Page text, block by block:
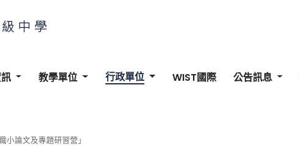
教學單位 行政單位 WIST國際 公告訊息
小論文及專題研習營」